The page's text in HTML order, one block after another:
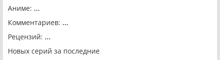
Аниме: ...
Комментариев: ...
Рецензий: ...
Новых серий за последние